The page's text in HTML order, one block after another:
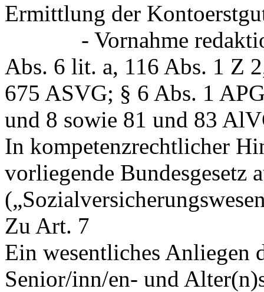
Ermittlung der
- Vornahme
Abs. 6 lit. a, 116 Abs. 1 Z
675 ASVG; § 6 Abs. 1
und 8 sowie 81 und 83
In kompetenzrechtlicher
vorliegende Bundesgesetz
Zu Art. 7
Ein wesentliches Anliegen
Senior/inn/en- und